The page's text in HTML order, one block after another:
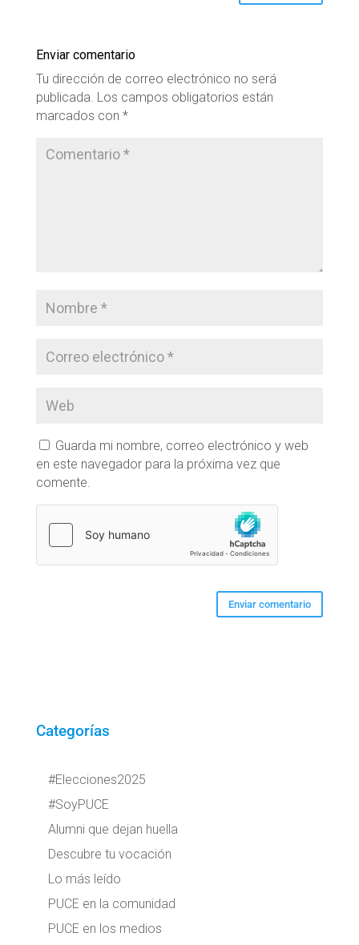
Enviar comentario
Tu dirección de correo electrónico no será
publicada. Los campos obligatorios están
marcados con *
Guarda mi nombre, correo electrónico y web
en este navegador para la próxima vez que
comente.
Categorías
#Elecciones2025
#SoyPUCE
Alumni que dejan huella
Descubre tu vocación
Lo más leído
PUCE en la comunidad
PUCE en los medios